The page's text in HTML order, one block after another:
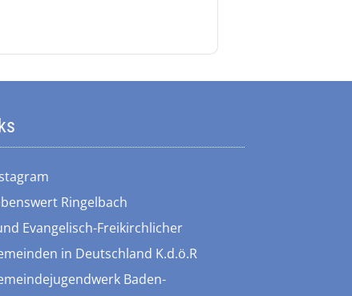
Ringelbach
Evangelisch-Freikirchlicher
in Deutschland K.d.ö.R
Baden-